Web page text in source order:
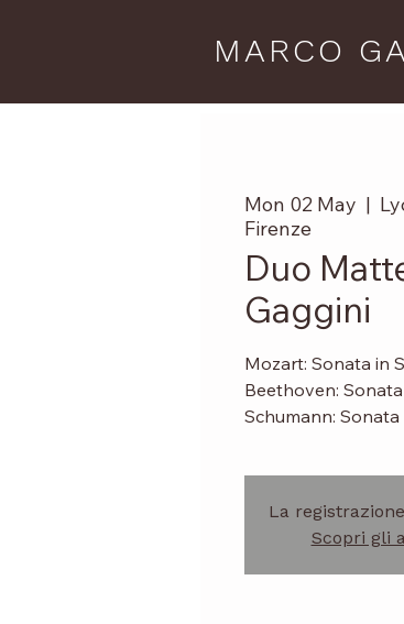
MARCO
Mon 02 May
  |
Firenze
Duo
Gaggini
Mozart: Sonata in
Beethoven:
Schumann: Sonata
La
Scopri gli